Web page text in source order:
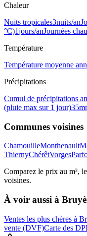
Chaleur
Nuits tropicales3nuits/an
°C)1jours/anJournées
Température
Température moyenne
Précipitations
Cumul de précipitations
(pluie max sur 1 jour)35
Communes voisines
ChamouilleMonthenault
ThiernyChérêtVorges
Comparez le prix au m²,
voisines.
À voir aussi à
Ventes les plus chères à
vente (DVF)Carte des